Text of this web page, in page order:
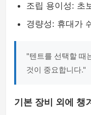
조립 용이성: 초
경량성: 휴대가
"텐트를 선택할 때
것이 중요합니다."
기본 장비 외에 챙